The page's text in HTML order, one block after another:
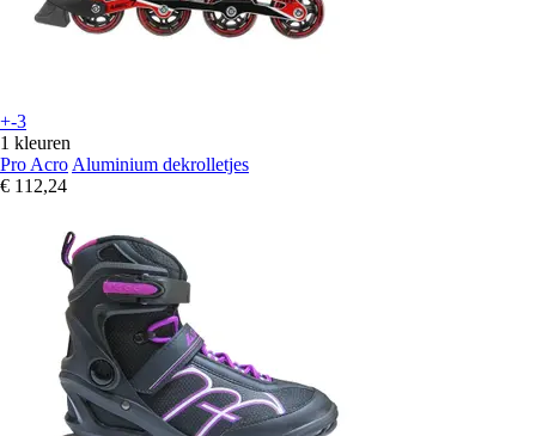
+-3
1 kleuren
Pro Acro Aluminium dekrolletjes
€ 112,24